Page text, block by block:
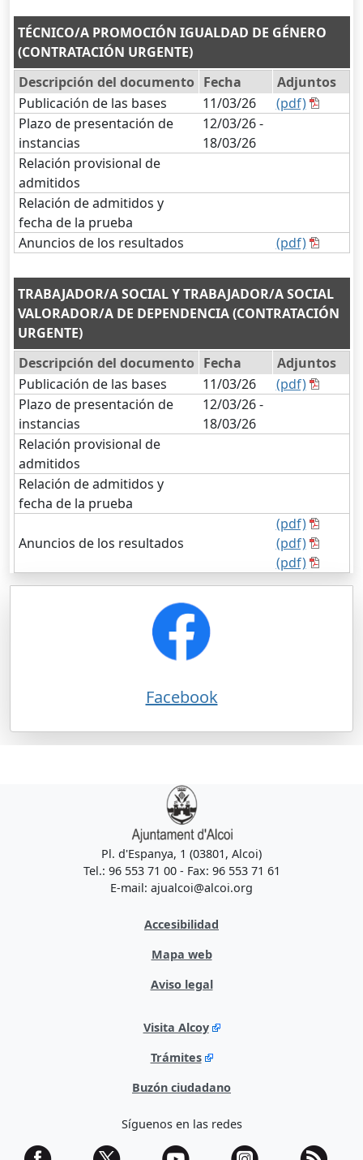
TÉCNICO/A PROMOCIÓN IGUALDAD DE GÉNERO
(CONTRATACIÓN URGENTE)
Descripción del documento Fecha
Adjuntos
Publicación de las bases
11/03/26
(pdf)
Plazo de presentación de
instancias
12/03/26 -
18/03/26
Relación provisional de
admitidos
Relación de admitidos y
fecha de la prueba
Anuncios de los resultados
(pdf)
TRABAJADOR/A SOCIAL Y TRABAJADOR/A SOCIAL
VALORADOR/A DE DEPENDENCIA (CONTRATACIÓN
URGENTE)
Descripción del documento Fecha
Adjuntos
Publicación de las bases
11/03/26
(pdf)
Plazo de presentación de
instancias
12/03/26 -
18/03/26
Relación provisional de
admitidos
Relación de admitidos y
fecha de la prueba
Anuncios de los resultados
(pdf)
(pdf)
(pdf)
Facebook
Pl. d'Espanya, 1 (03801, Alcoi)
Tel.: 96 553 71 00 - Fax: 96 553 71 61
E-mail: ajualcoi@alcoi.org
Accesibilidad
Mapa web
Aviso legal
Visita Alcoy
Trámites
Buzón ciudadano
Síguenos en las redes